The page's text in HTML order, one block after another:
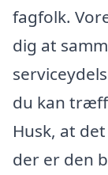
fagfolk.
dig at
du kan
Husk, at
der er den